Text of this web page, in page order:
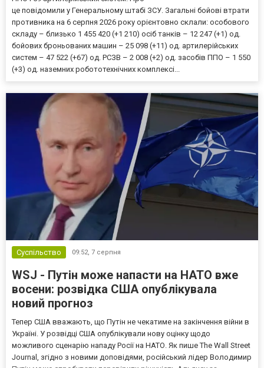
це повідомили у Генеральному штабі ЗСУ. Загальні бойові втрати
противника на 6 серпня 2026 року орієнтовно склали: особового
складу – близько 1 455 420 (+1 210) осіб танків – 12 247 (+1) од.
бойових броньованих машин – 25 098 (+11) од. артилерійських
систем – 47 522 (+67) од. РСЗВ – 2 008 (+2) од. засобів ППО – 1 550
(+3) од. наземних робототехнічних комплексі...
Суспільство 09:52, 7 серпня
WSJ - Путін може напасти на НАТО вже
восени: розвідка США опублікувала
новий прогноз
Тепер США вважають, що Путін не чекатиме на закінчення війни в
Україні. У розвідці США опублікували нову оцінку щодо
можливого сценарію нападу Росії на НАТО. Як пише The Wall Street
Journal, згідно з новими доповідями, російський лідер Володимир